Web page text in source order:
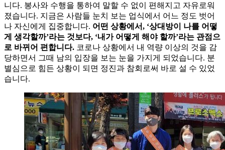
니다. 봉사와 수행을 통하여 말할 수 없이 편해지고 자유로워
졌습니다. 지금은 사람들 눈치 보는 업식에서 어느 정도 벗어
나 자신에게 집중합니다. 어떤 상황에서, ‘상대방이 나를 어떻
게 생각할까’라는 것보다, ‘내가 어떻게 해야 할까’라는 관점으
로 바뀌어 편합니다. 코로나 상황에서 내 역량 이상의 것을 감
당하면서 그때 남의 입장을 보는 눈을 가지게 되었습니다. 분
별심으로 힘든 상황이 되면 정진과 참회로써 바로 설 수 있었
습니다.